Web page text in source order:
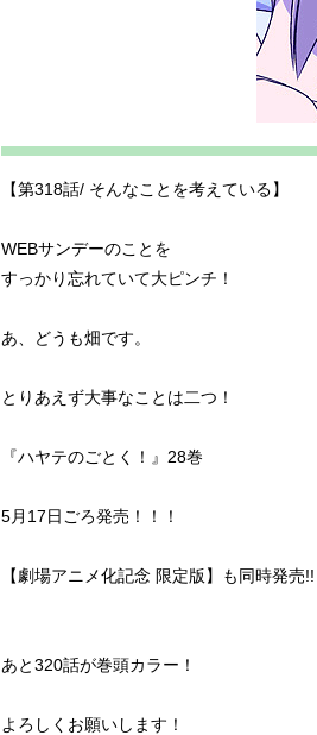
【第318話/ そんなことを考えている】
WEBサンデーのことを
すっかり忘れていて大ピンチ！
あ、どうも畑です。
とりあえず大事なことは二つ！
『ハヤテのごとく！』28巻
5月17日ごろ発売！！！
【劇場アニメ化記念 限定版】も同時発売!!
あと320話が巻頭カラー！
よろしくお願いします！